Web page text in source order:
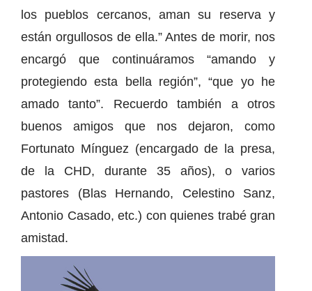
los pueblos cercanos, aman su reserva y
están orgullosos de ella.” Antes de morir, nos
encargó que continuáramos “amando y
protegiendo esta bella región”, “que yo he
amado tanto”. Recuerdo también a otros
buenos amigos que nos dejaron, como
Fortunato Mínguez (encargado de la presa,
de la CHD, durante 35 años), o varios
pastores (Blas Hernando, Celestino Sanz,
Antonio Casado, etc.) con quienes trabé gran
amistad.